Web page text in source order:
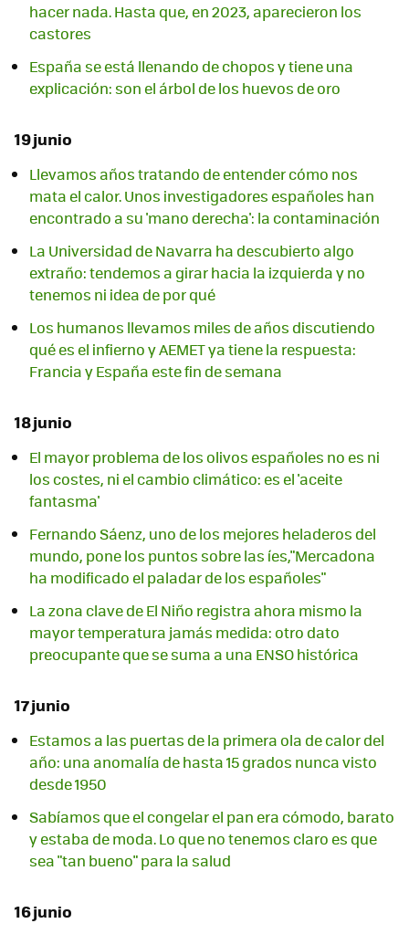
hacer nada. Hasta que, en 2023, aparecieron los
castores
España se está llenando de chopos y tiene una
explicación: son el árbol de los huevos de oro
19 junio
Llevamos años tratando de entender cómo nos
mata el calor. Unos investigadores españoles han
encontrado a su 'mano derecha': la contaminación
La Universidad de Navarra ha descubierto algo
extraño: tendemos a girar hacia la izquierda y no
tenemos ni idea de por qué
Los humanos llevamos miles de años discutiendo
qué es el infierno y AEMET ya tiene la respuesta:
Francia y España este fin de semana
18 junio
El mayor problema de los olivos españoles no es ni
los costes, ni el cambio climático: es el 'aceite
fantasma'
Fernando Sáenz, uno de los mejores heladeros del
mundo, pone los puntos sobre las íes,"Mercadona
ha modificado el paladar de los españoles"
La zona clave de El Niño registra ahora mismo la
mayor temperatura jamás medida: otro dato
preocupante que se suma a una ENSO histórica
17 junio
Estamos a las puertas de la primera ola de calor del
año: una anomalía de hasta 15 grados nunca visto
desde 1950
Sabíamos que el congelar el pan era cómodo, barato
y estaba de moda. Lo que no tenemos claro es que
sea "tan bueno" para la salud
16 junio